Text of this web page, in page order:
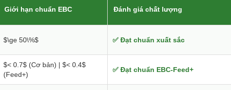
Giới hạn chuẩn EBC Đánh giá chất lượng
$\ge 50\%$ ✅ Đạt chuẩn xuất sắc
$< 0.7$ (Cơ bản) | $< 0.4$
(Feed+)
✅ Đạt chuẩn EBC-Feed+